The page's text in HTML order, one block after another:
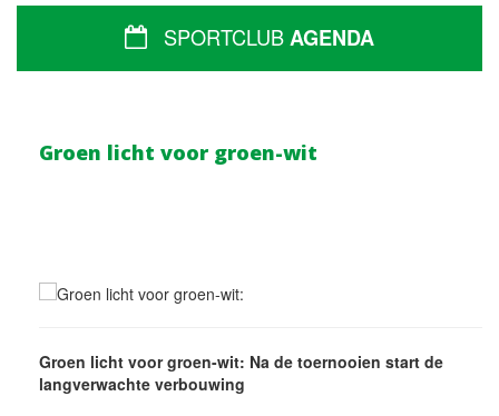
SPORTCLUBAGENDA
Groen licht voor groen-wit
Groen licht voor groen-wit: Na de toernooien start de
langverwachte verbouwing